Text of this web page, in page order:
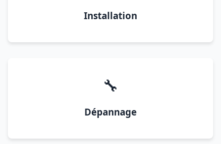
Installation
🔧
Dépannage